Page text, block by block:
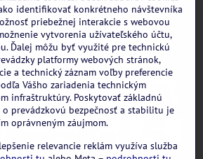
identifikovať konkrétneho návštevníka
priebežnej interakcie s webovou
vytvorenia užívateľského účtu,
Ďalej môžu byť využité pre technickú
platformy webových stránok,
a technický záznam voľby preferencie
Vášho zariadenia technickým
infraštruktúry. Poskytovať základnú
o prevádzkovú bezpečnosť a stabilitu je
oprávneným záujmom.
relevancie reklám využíva služba